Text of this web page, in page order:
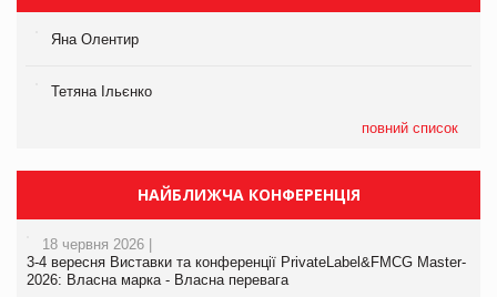
Яна Олентир
Тетяна Ільєнко
повний список
НАЙБЛИЖЧА КОНФЕРЕНЦІЯ
18 червня 2026 |
3-4 вересня Виставки та конференції PrivateLabel&FMCG Master-
2026: Власна марка - Власна перевага